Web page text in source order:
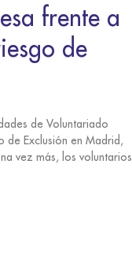
frente a
de
de Voluntariado
de Exclusión en Madrid,
vez más, los voluntarios